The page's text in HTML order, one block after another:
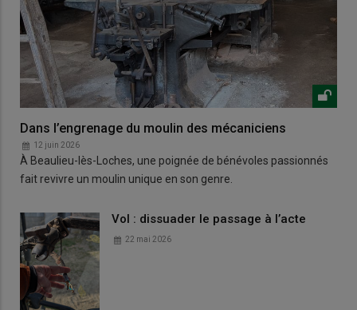
Dans l’engrenage du moulin des mécaniciens
12 juin 2026
À Beaulieu-lès-Loches, une poignée de bénévoles passionnés
fait revivre un moulin unique en son genre.
Vol : dissuader le passage à l’acte
22 mai 2026